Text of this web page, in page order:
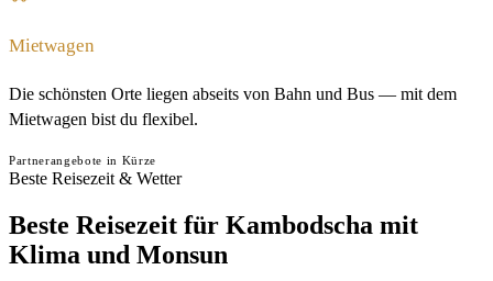
Mietwagen
Die schönsten Orte liegen abseits von Bahn und Bus — mit dem
Mietwagen bist du flexibel.
Partnerangebote in Kürze
Beste Reisezeit & Wetter
Beste Reisezeit für Kambodscha mit
Klima und Monsun